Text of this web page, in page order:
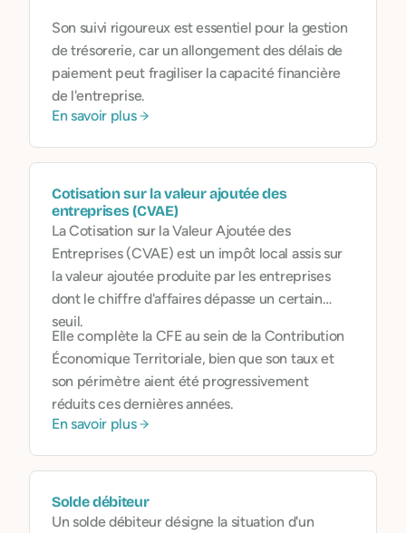
Son suivi rigoureux est essentiel pour la gestion
de trésorerie, car un allongement des délais de
paiement peut fragiliser la capacité financière
de l'entreprise.
En savoir plus
Cotisation sur la valeur ajoutée des
entreprises (CVAE)
La Cotisation sur la Valeur Ajoutée des
Entreprises (CVAE) est un impôt local assis sur
la valeur ajoutée produite par les entreprises
dont le chiffre d'affaires dépasse un certain
seuil.
Elle complète la CFE au sein de la Contribution
Économique Territoriale, bien que son taux et
son périmètre aient été progressivement
réduits ces dernières années.
En savoir plus
Solde débiteur
Un solde débiteur désigne la situation d'un